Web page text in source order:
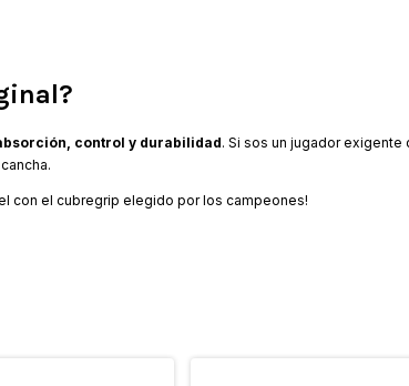
control y durabilidad. Si sos un jugador
con el cubregrip elegido por los campeones!